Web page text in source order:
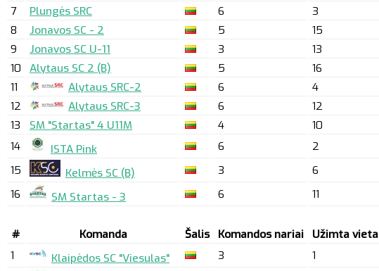
7
Plungės SRC 6 3
8
Jonavos SC - 2 5 15
9
Jonavos SC U-11 3 13
10
Alytaus SC 2 (B) 5 16
11
Alytaus SRC-2 6 4
12
Alytaus SRC-3 6 12
13
SM "Startas" 4 U11M 4 10
14
ISTA Pink 6 2
15
Kelmės SC (B) 3 6
16
SM Startas - 3 6 11
# Komanda Šalis Komandos nariai Užimta vieta
1
Klaipėdos SC "Viesulas" 3 1